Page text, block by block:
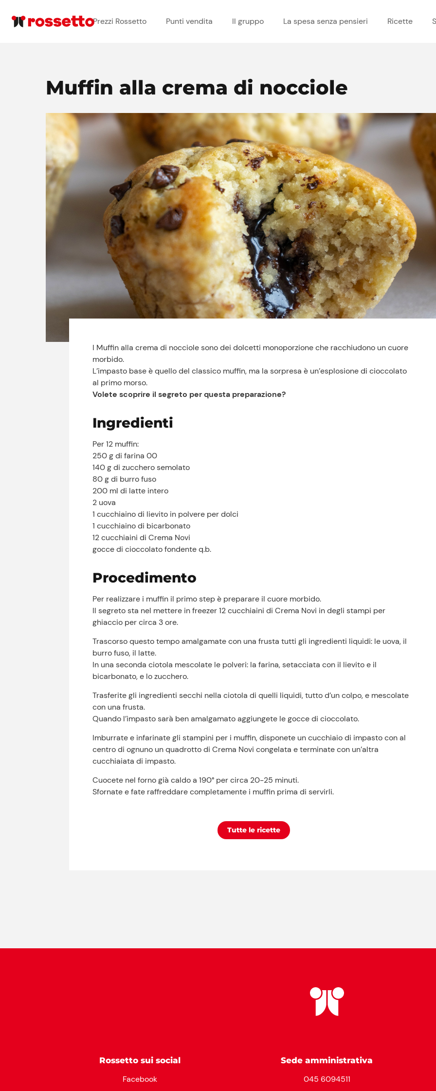
Prezzi Rossetto Punti vendita Il gruppo La spesa senza pensieri Ricette
Il gruppo
Ricette
Lavora con noi
Muffin alla crema di nocciole
I Muffin alla crema di nocciole sono dei dolcetti monoporzione che racchiudono un cuore
morbido.
L’impasto base è quello del classico muffin, ma la sorpresa è un’esplosione di cioccolato
al primo morso.
Volete scoprire il segreto per questa preparazione?
Ingredienti
Per 12 muffin:
250 g di farina 00
140 g di zucchero semolato
80 g di burro fuso
200 ml di latte intero
2 uova
1 cucchiaino di lievito in polvere per dolci
1 cucchiaino di bicarbonato
12 cucchiaini di Crema Novi
gocce di cioccolato fondente q.b.
Procedimento
Per realizzare i muffin il primo step è preparare il cuore morbido.
Il segreto sta nel mettere in freezer 12 cucchiaini di Crema Novi in degli stampi per
ghiaccio per circa 3 ore.
Trascorso questo tempo amalgamate con una frusta tutti gli ingredienti liquidi: le uova, il
burro fuso, il latte.
In una seconda ciotola mescolate le polveri: la farina, setacciata con il lievito e il
bicarbonato, e lo zucchero.
Trasferite gli ingredienti secchi nella ciotola di quelli liquidi, tutto d’un colpo, e mescolate
con una frusta.
Quando l’impasto sarà ben amalgamato aggiungete le gocce di cioccolato.
Imburrate e infarinate gli stampini per i muffin, disponete un cucchiaio di impasto con al
centro di ognuno un quadrotto di Crema Novi congelata e terminate con un’altra
cucchiaiata di impasto.
Cuocete nel forno già caldo a 190° per circa 20-25 minuti.
Sfornate e fate raffreddare completamente i muffin prima di servirli.
Tutte le ricette
Rossetto sui social
Facebook
Sede amministrativa
045 6094511